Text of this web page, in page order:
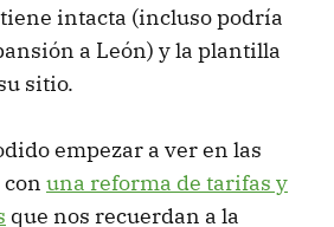
intacta (incluso podría
a León) y la plantilla
sitio.
empezar a ver en las
una reforma de tarifas y
que nos recuerdan a la